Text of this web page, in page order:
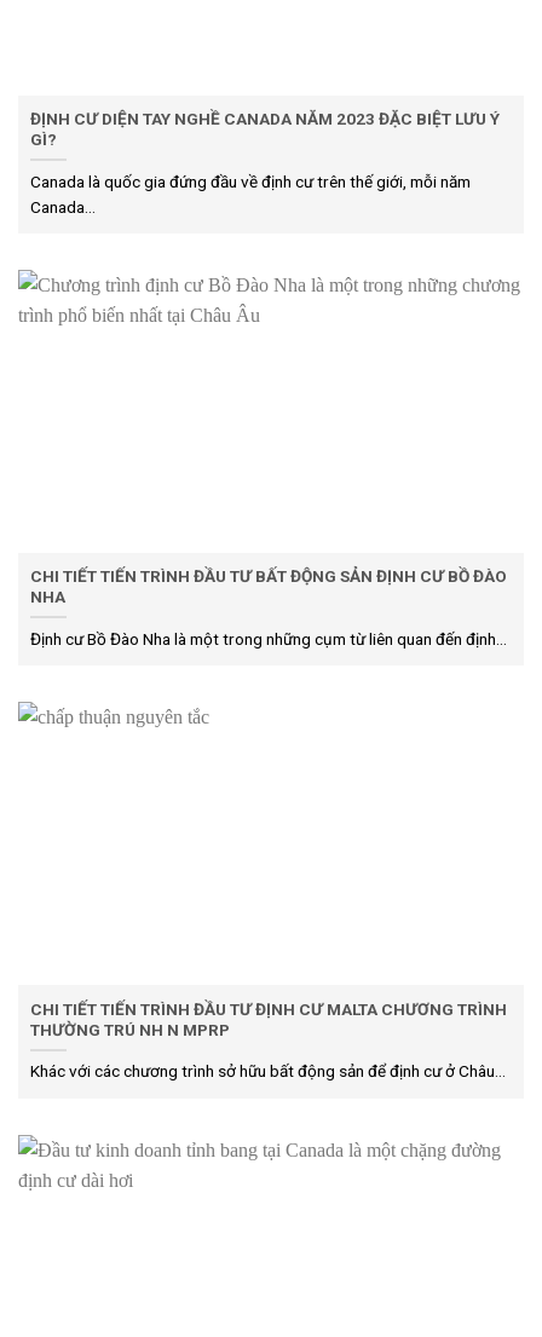
ĐỊNH CƯ DIỆN TAY NGHỀ CANADA NĂM 2023 ĐẶC BIỆT LƯU Ý
GÌ?
Canada là quốc gia đứng đầu về định cư trên thế giới, mỗi năm
Canada...
CHI TIẾT TIẾN TRÌNH ĐẦU TƯ BẤT ĐỘNG SẢN ĐỊNH CƯ BỒ ĐÀO
NHA
Định cư Bồ Đào Nha là một trong những cụm từ liên quan đến định...
CHI TIẾT TIẾN TRÌNH ĐẦU TƯ ĐỊNH CƯ MALTA CHƯƠNG TRÌNH
THƯỜNG TRÚ NH N MPRP
Khác với các chương trình sở hữu bất động sản để định cư ở Châu...